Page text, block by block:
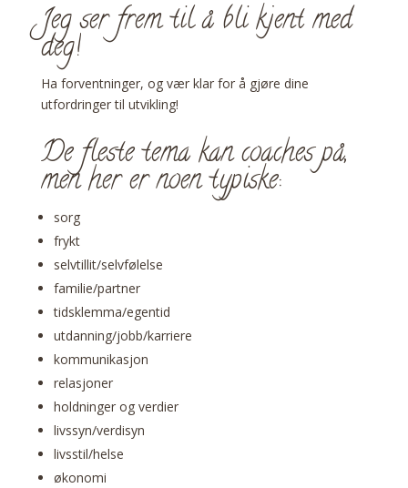
Jeg ser frem til å bli kjent med
deg!
Ha forventninger, og vær klar for å gjøre dine
utfordringer til utvikling!
De fleste tema kan coaches på,
men her er noen typiske:
sorg
frykt
selvtillit/selvfølelse
familie/partner
tidsklemma/egentid
utdanning/jobb/karriere
kommunikasjon
relasjoner
holdninger og verdier
livssyn/verdisyn
livsstil/helse
økonomi